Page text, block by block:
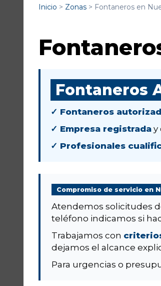
Inicio > Zonas > Fontaneros en
Fontaneros
✓ Fontaneros
✓ Empresa registrada y
✓ Profesionales
Compromiso de servicio en
Atendemos solicitudes
teléfono indicamos si
Trabajamos con
dejamos el alcance
Para urgencias o